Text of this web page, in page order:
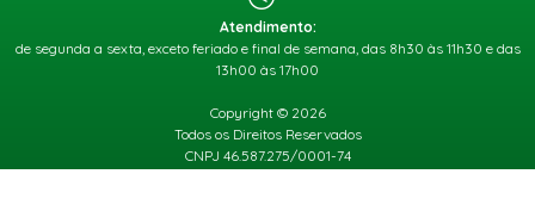
Atendimento:
de segunda a sexta, exceto feriado e final de semana, das 8h30 às 11h30 e das
13h00 às 17h00
Copyright © 2026
Todos os Direitos Reservados
CNPJ 46.587.275/0001-74